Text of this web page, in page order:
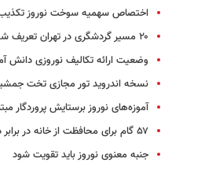
اختصاص سهمیه سوخت نوروز
۲۰ مسیر گردشگری در تهران تعریف شد
وضعیت ارائه تکالیف نوروزی دانش
نسخه اندروید تور مجازی تخت
آموزه‌های نوروز برستایش پروردگار
۵۷ گام برای محافظت از خانه در برابر دزد
جنبه معنوی نوروز باید تقویت شود